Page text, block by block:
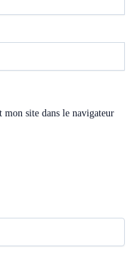
site dans le navigateur